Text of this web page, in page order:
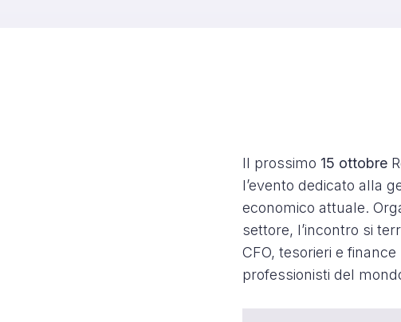
Il prossimo 15 ottobre
l’evento dedicato alla
economico attuale.
settore, l’incontro si
CFO, tesorieri e
professionisti del